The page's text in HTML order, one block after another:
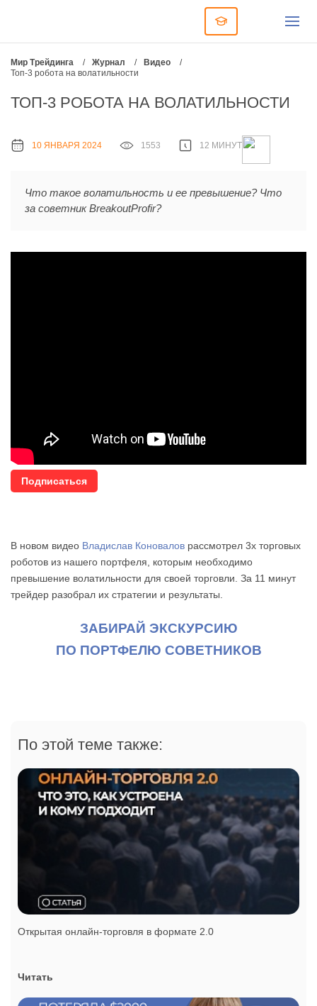
Мир Трейдинга / Журнал / Видео
/
Топ-3 робота на волатильности
ТОП-3 РОБОТА НА ВОЛАТИЛЬНОСТИ
10 ЯНВАРЯ 2024 1553 12 МИНУТ
Что такое волатильность и ее превышение? Что
за советник BreakoutProfir?
Подписаться
В новом видео Владислав Коновалов рассмотрел 3х торговых
роботов из нашего портфеля, которым необходимо
превышение волатильности для своей торговли. За 11 минут
трейдер разобрал их стратегии и результаты.
ЗАБИРАЙ ЭКСКУРСИЮ
ПО ПОРТФЕЛЮ СОВЕТНИКОВ
По этой теме также:
Открытая онлайн-торговля в формате 2.0
Читать